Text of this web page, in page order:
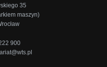
35
maszyn)
900